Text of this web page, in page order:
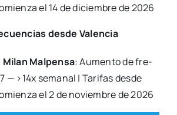
el 14 de diciem­bre de 2026
des­de Valen­cia
Milan Mal­pen­sa: Aumen­to de fre­
— >14x sema­nal | Tari­fas des­de
el 2 de noviem­bre de 2026